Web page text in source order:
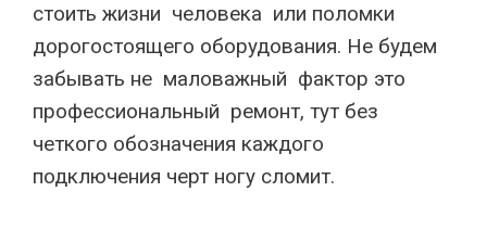
стоить жизни человека или поломки
дорогостоящего оборудования. Не будем
забывать не маловажный фактор это
профессиональный ремонт, тут без
четкого обозначения каждого
подключения черт ногу сломит.